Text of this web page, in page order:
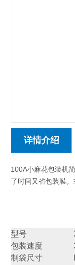
详情介绍
100A小麻花包装机
了时间又省包装膜
型号
包装速度
制袋尺寸